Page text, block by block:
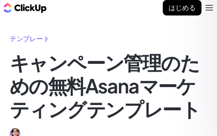
はじめる
テンプレート
キャンペーン管理のた
めの無料Asanaマーケ
ティングテンプレート